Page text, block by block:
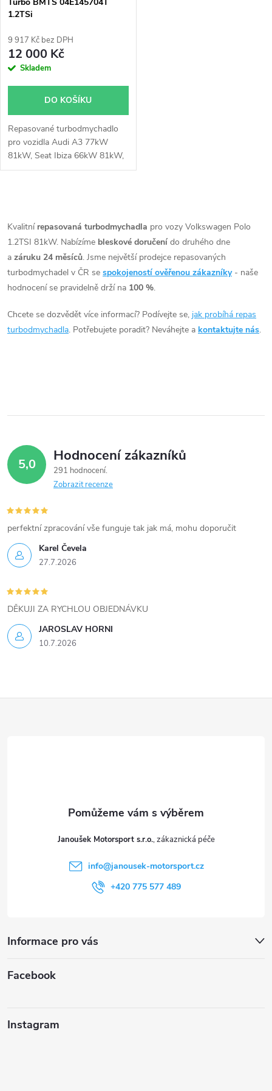
p
r
o
u
k
ů
p
r
o
d
u
k
ů
1.2TSi
9 917 Kč bez DPH
12 000 Kč
Skladem
DO KOŠÍKU
Repasované turbodmychadlo
pro vozidla Audi A3 77kW
81kW, Seat Ibiza 66kW 81kW,
Seat Leon 63kW 77kW 81kW,
Jetta 77kW, Polo 66kW 81kW,
Touran 81kW, Škoda Fabia
77kW 81kW, Rapid 66kW
81kW, Yeti 81kW
v
l
á
a
v
k
v
ý
p
i
s
u
Kvalitní repasovaná turbodmychadla pro vozy Volkswagen Polo
1.2TSI 81kW. Nabízíme bleskové doručení do druhého dne
a záruku 24 měsíců. Jsme největší prodejce repasovaných
turbodmychadel v ČR se spokojeností ověřenou zákazníky - naše
hodnocení se pravidelně drží na 100 %.
Chcete se dozvědět více informací? Podívejte se, jak probíhá repas
turbodmychadla. Potřebujete poradit? Neváhejte a kontaktujte nás.
5,0 Hodnocení zákazníků
291 hodnocení
Zobrazit recenze
Karel Čevela
27.7.2026
perfektní zpracování vše funguje tak jak má, mohu doporučit
JAROSLAV HORNI
10.7.2026
DĚKUJI ZA RYCHLOU OBJEDNÁVKU
Janoušek Motorsport s.r.o.
info@janousek-motorsport.cz
+420 775 577 489
Informace pro vás
Facebook
Instagram